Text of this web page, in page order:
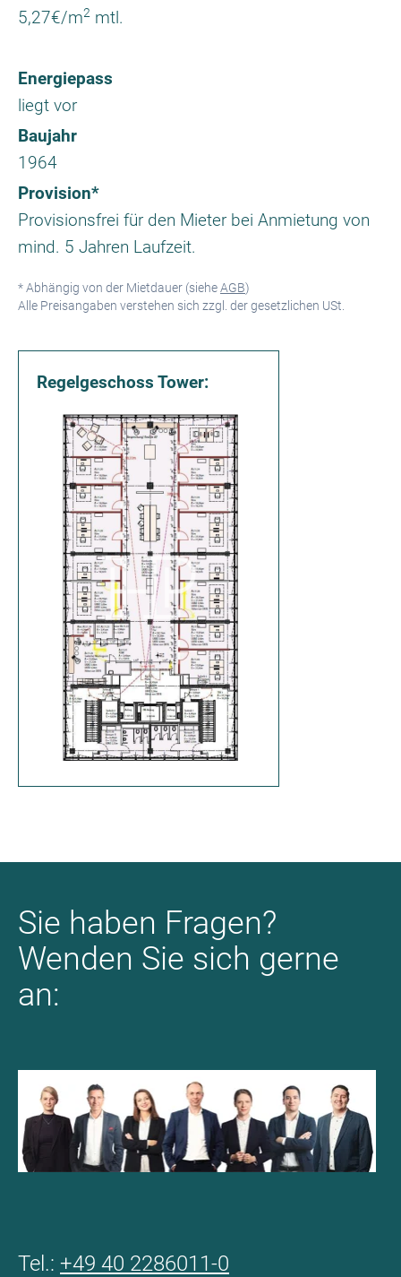
5,27€/m2 mtl.
Energiepass
liegt vor
Baujahr
1964
Provision*
Provisionsfrei für den Mieter bei Anmietung von
mind. 5 Jahren Laufzeit.
* Abhängig von der Mietdauer (sieheAGB)
Alle Preisangaben verstehen sich zzgl. der gesetzlichen USt.
Regelgeschoss Tower:
Sie haben Fragen?
Wenden Sie sich gerne
an:
Tel.: +49 40 2286011-0